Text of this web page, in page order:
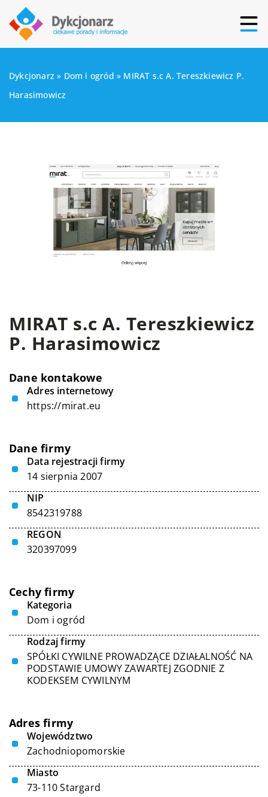
Dykcjonarz » Dom i ogród » MIRAT s.c A. Tereszkiewicz P.
Harasimowicz
MIRAT s.c A. Tereszkiewicz
P. Harasimowicz
Dane kontakowe
Adres internetowy
https://mirat.eu
Dane firmy
Data rejestracji firmy
14 sierpnia 2007
NIP
8542319788
REGON
320397099
Cechy firmy
Kategoria
Dom i ogród
Rodzaj firmy
SPÓŁKI CYWILNE PROWADZĄCE DZIAŁALNOŚĆ NA
PODSTAWIE UMOWY ZAWARTEJ ZGODNIE Z
KODEKSEM CYWILNYM
Adres firmy
Województwo
Zachodniopomorskie
Miasto
73-110 Stargard